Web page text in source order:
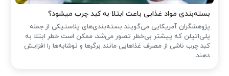
بسته‌بندی مواد غذایی باعث ابتلا به کبد چرب میشود؟
پژوهشگران آمریکایی می‌گویند بسته‌بندی‌های پلاستیکی از جمله
پلی‌اتیلن که پیشتر بی‌خطر تصور می‌شد، ممکن است خطر ابتلا به
کبد چرب ناشی از مصرف غذاهایی مانند برگرها و نوشابه‌ها را افزایش
دهند.